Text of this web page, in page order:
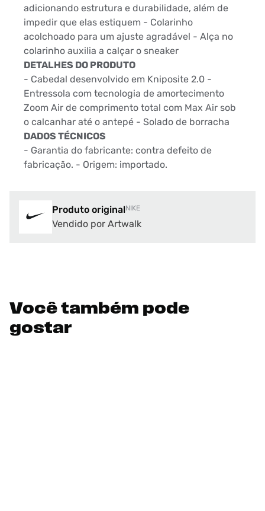
adicionando estrutura e durabilidade, além de
impedir que elas estiquem - Colarinho
acolchoado para um ajuste agradável - Alça no
colarinho auxilia a calçar o sneaker
DETALHES DO PRODUTO
- Cabedal desenvolvido em Kniposite 2.0 -
Entressola com tecnologia de amortecimento
Zoom Air de comprimento total com Max Air sob
o calcanhar até o antepé - Solado de borracha
DADOS TÉCNICOS
- Garantia do fabricante: contra defeito de
fabricação. - Origem: importado.
Produto originalNIKE
Vendido por Artwalk
Você também pode
gostar